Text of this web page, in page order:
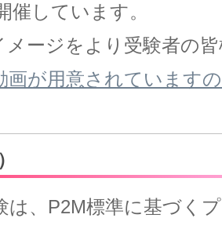
催しています。
メージをより受験者の
画が用意されています
は、P2M標準に基づく